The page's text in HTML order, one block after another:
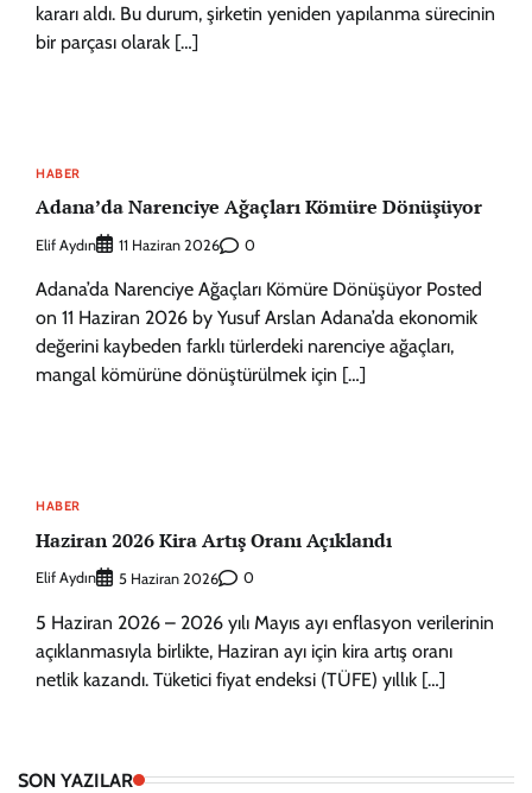
kararı aldı. Bu durum, şirketin yeniden yapılanma sürecinin
bir parçası olarak […]
HABER
Adana’da Narenciye Ağaçları Kömüre Dönüşüyor
Elif Aydın 11 Haziran 2026 0
Adana’da Narenciye Ağaçları Kömüre Dönüşüyor Posted
on 11 Haziran 2026 by Yusuf Arslan Adana’da ekonomik
değerini kaybeden farklı türlerdeki narenciye ağaçları,
mangal kömürüne dönüştürülmek için […]
HABER
Haziran 2026 Kira Artış Oranı Açıklandı
Elif Aydın 5 Haziran 2026 0
5 Haziran 2026 – 2026 yılı Mayıs ayı enflasyon verilerinin
açıklanmasıyla birlikte, Haziran ayı için kira artış oranı
netlik kazandı. Tüketici fiyat endeksi (TÜFE) yıllık […]
SON YAZILAR